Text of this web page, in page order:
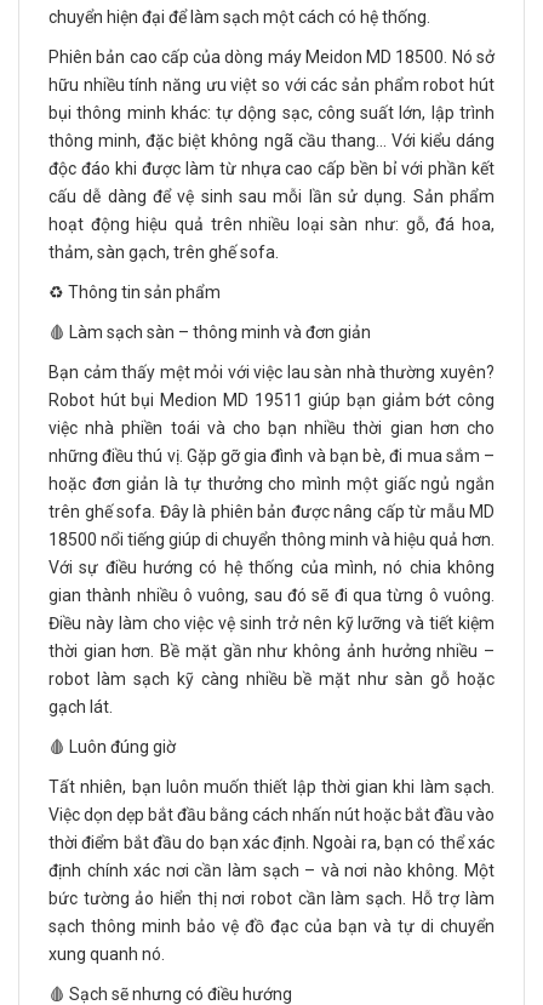
chuyển hiện đại để làm sạch một cách có hệ thống.
Phiên bản cao cấp của dòng máy Meidon MD 18500. Nó sở
hữu nhiều tính năng ưu việt so với các sản phẩm robot hút
bụi thông minh khác: tự dộng sạc, công suất lớn, lập trình
thông minh, đặc biệt không ngã cầu thang… Với kiểu dáng
độc đáo khi được làm từ nhựa cao cấp bền bỉ với phần kết
cấu dễ dàng để vệ sinh sau mỗi lần sử dụng. Sản phẩm
hoạt động hiệu quả trên nhiều loại sàn như: gỗ, đá hoa,
thảm, sàn gạch, trên ghế sofa.
♻️ Thông tin sản phẩm
🩸 Làm sạch sàn – thông minh và đơn giản
Bạn cảm thấy mệt mỏi với việc lau sàn nhà thường xuyên?
Robot hút bụi Medion MD 19511 giúp bạn giảm bớt công
việc nhà phiền toái và cho bạn nhiều thời gian hơn cho
những điều thú vị. Gặp gỡ gia đình và bạn bè, đi mua sắm –
hoặc đơn giản là tự thưởng cho mình một giấc ngủ ngắn
trên ghế sofa. Đây là phiên bản được nâng cấp từ mẫu MD
18500 nổi tiếng giúp di chuyển thông minh và hiệu quả hơn.
Với sự điều hướng có hệ thống của mình, nó chia không
gian thành nhiều ô vuông, sau đó sẽ đi qua từng ô vuông.
Điều này làm cho việc vệ sinh trở nên kỹ lưỡng và tiết kiệm
thời gian hơn. Bề mặt gần như không ảnh hưởng nhiều –
robot làm sạch kỹ càng nhiều bề mặt như sàn gỗ hoặc
gạch lát.
🩸 Luôn đúng giờ
Tất nhiên, bạn luôn muốn thiết lập thời gian khi làm sạch.
Việc dọn dẹp bắt đầu bằng cách nhấn nút hoặc bắt đầu vào
thời điểm bắt đầu do bạn xác định. Ngoài ra, bạn có thể xác
định chính xác nơi cần làm sạch – và nơi nào không. Một
bức tường ảo hiển thị nơi robot cần làm sạch. Hỗ trợ làm
sạch thông minh bảo vệ đồ đạc của bạn và tự di chuyển
xung quanh nó.
🩸 Sạch sẽ nhưng có điều hướng